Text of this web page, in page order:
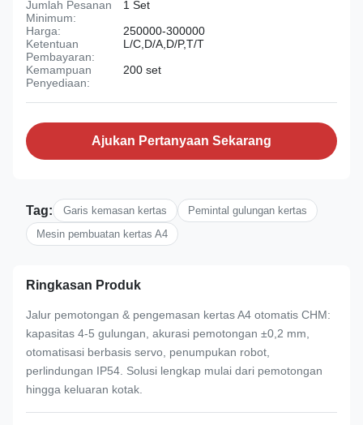
Jumlah Pesanan
Minimum:
1 Set
Harga:
250000-300000
Ketentuan
Pembayaran:
L/C,D/A,D/P,T/T
Kemampuan
Penyediaan:
200 set
Ajukan Pertanyaan Sekarang
Tag: Garis kemasan kertas
Pemintal gulungan kertas
Mesin pembuatan kertas A4
Ringkasan Produk
Jalur pemotongan & pengemasan kertas A4 otomatis CHM:
kapasitas 4-5 gulungan, akurasi pemotongan ±0,2 mm,
otomatisasi berbasis servo, penumpukan robot,
perlindungan IP54. Solusi lengkap mulai dari pemotongan
hingga keluaran kotak.